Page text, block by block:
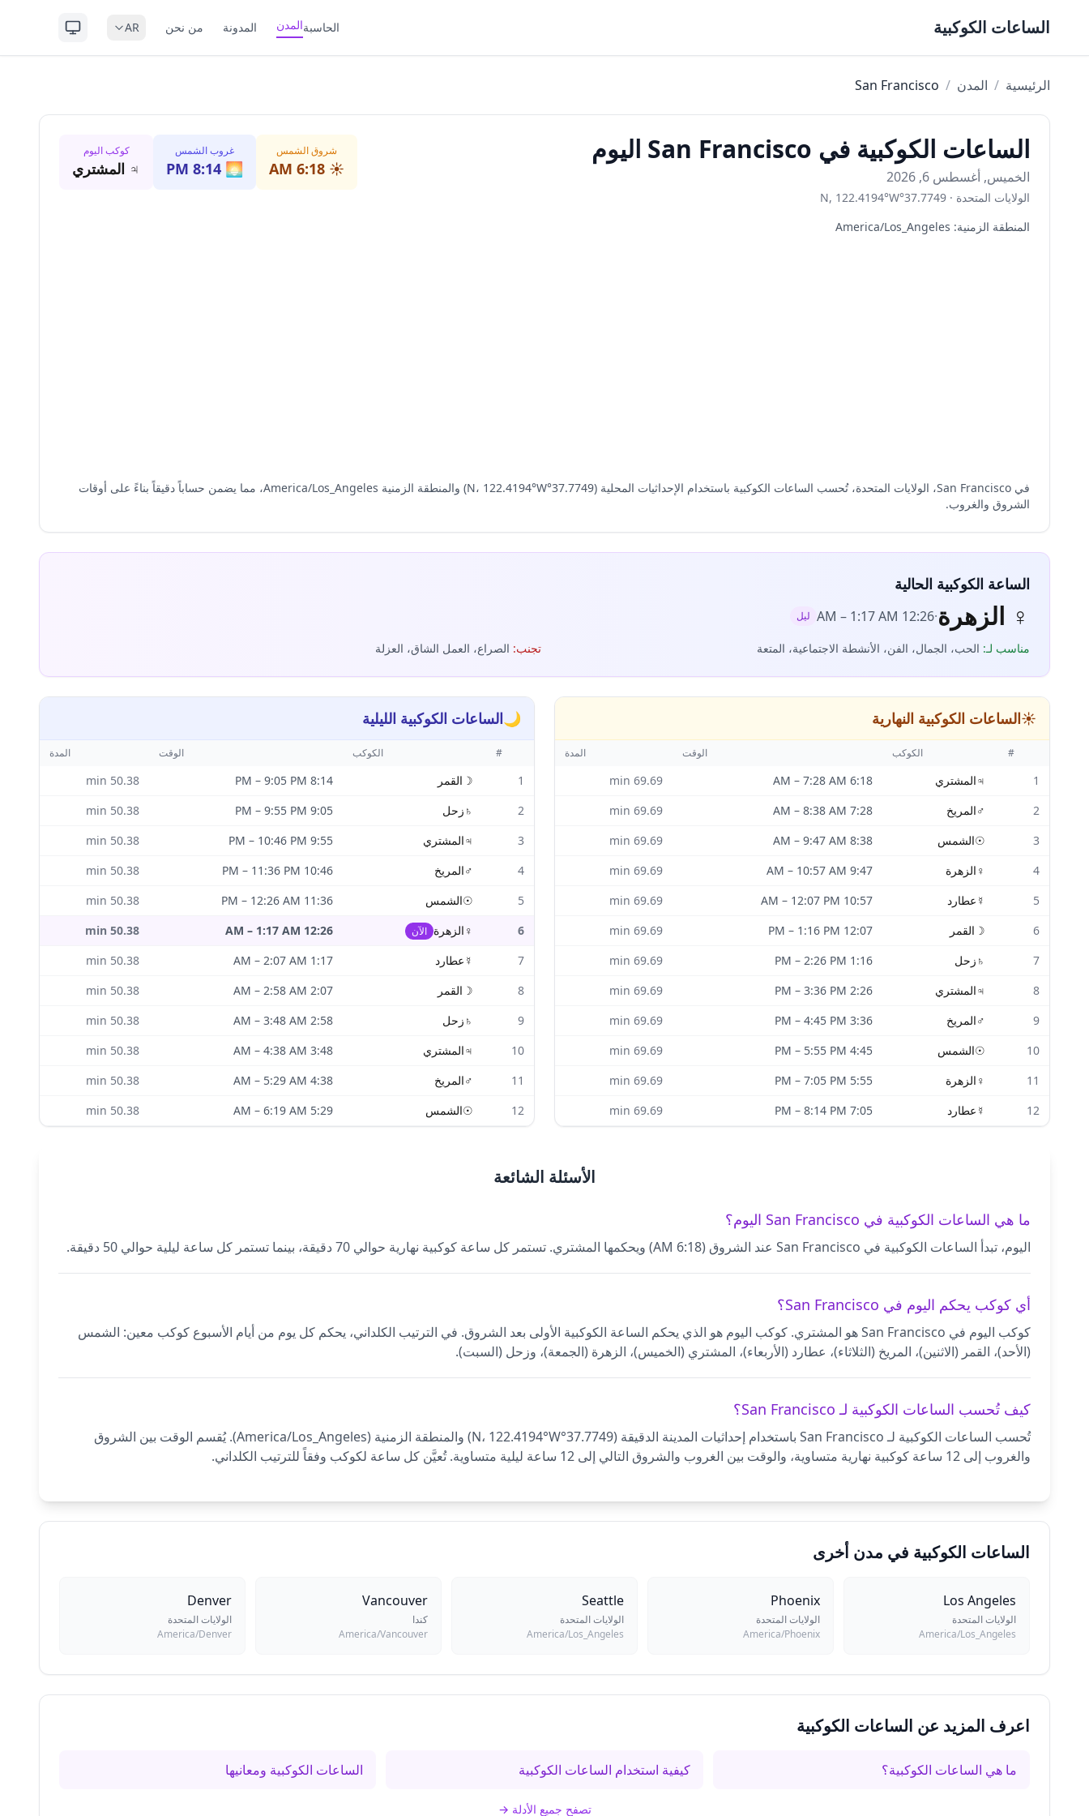
الساعات الكوكبية الحاسبةالمدن المدونة من نحن AR
الرئيسية / المدن /
San Francisco
الساعات الكوكبية في San Francisco اليوم
الخميس, أغسطس 6, 2026
الولايات المتحدة ·
37.7749
°
N, 122.4194°W
شروق الشمس
☀️
6:18 AM
غروب الشمس
🌅
8:14 PM
كوكب اليوم
♃ المشتري
المنطقة الزمنية:
America/Los_Angeles
في San Francisco، الولايات المتحدة، تُحسب الساعات الكوكبية باستخدام الإحداثيات المحلية (37.7749°N، 122.4194°W) والمنطقة الزمنية America/Los_Angeles، مما يضمن حساباً دقيقاً بناءً على أوقات
الشروق والغروب.
الساعة الكوكبية الحالية
♀ الزهرة·
12:26 AM
– 1:17 AM ليل
مناسب لـ: الحب، الجمال، الفن، الأنشطة الاجتماعية، المتعة تجنب: الصراع، العمل الشاق، العزلة
☀️الساعات الكوكبية النهارية
# الكوكب الوقت المدة
1
♃المشتري 6:18 AM
– 7:28 AM
69.69
2
♂المريخ 7:28 AM
– 8:38 AM
69.69
3
☉الشمس 8:38 AM
– 9:47 AM
69.69
4
♀ الزهرة 9:47 AM
– 10:57 AM
69.69
5
☿ عطارد 10:57 AM
– 12:07 PM
69.69
6
☽ القمر 12:07 PM
– 1:16 PM
69.69
7
♄ زحل 1:16 PM
– 2:26 PM
69.69
8
♃المشتري 2:26 PM
– 3:36 PM
69.69
9
♂المريخ 3:36 PM
– 4:45 PM
69.69
10
☉الشمس 4:45 PM
– 5:55 PM
69.69
11
♀ الزهرة 5:55 PM
– 7:05 PM
69.69
12
☿ عطارد 7:05 PM
– 8:14 PM
69.69
🌙الساعات الكوكبية الليلية
# الكوكب الوقت المدة
1
☽ القمر 8:14 PM
– 9:05 PM
50.38
2
♄ زحل 9:05 PM
– 9:55 PM
50.38
3
♃المشتري 9:55 PM
– 10:46 PM
50.38
4
♂المريخ 10:46 PM
– 11:36 PM
50.38
5
☉الشمس 11:36 PM
– 12:26 AM
50.38
6
♀ الزهرة الآن 12:26 AM
– 1:17 AM
50.38
7
☿ عطارد 1:17 AM
– 2:07 AM
50.38
8
☽ القمر 2:07 AM
– 2:58 AM
50.38
9
♄ زحل 2:58 AM
– 3:48 AM
50.38
10
♃المشتري 3:48 AM
– 4:38 AM
50.38
11
♂المريخ 4:38 AM
– 5:29 AM
50.38
12
☉الشمس 5:29 AM
– 6:19 AM
50.38
الأسئلة الشائعة
ما هي الساعات الكوكبية في San Francisco اليوم؟
اليوم، تبدأ الساعات الكوكبية في San Francisco عند الشروق (6:18 AM) ويحكمها المشتري. تستمر كل ساعة كوكبية نهارية حوالي 70 دقيقة، بينما تستمر كل ساعة ليلية حوالي 50 دقيقة.
أي كوكب يحكم اليوم في San Francisco؟
كوكب اليوم في San Francisco هو المشتري. كوكب اليوم هو الذي يحكم الساعة الكوكبية الأولى بعد الشروق. في الترتيب الكلداني، يحكم كل يوم من أيام الأسبوع كوكب معين: الشمس
(الأحد)، القمر (الاثنين)، المريخ (الثلاثاء)، عطارد (الأربعاء)، المشتري (الخميس)، الزهرة (الجمعة)، وزحل (السبت).
كيف تُحسب الساعات الكوكبية لـ San Francisco؟
تُحسب الساعات الكوكبية لـ San Francisco باستخدام إحداثيات المدينة الدقيقة (37.7749°N، 122.4194°W) والمنطقة الزمنية (America/Los_Angeles). يُقسم الوقت بين الشروق
والغروب إلى 12 ساعة كوكبية نهارية متساوية، والوقت بين الغروب والشروق التالي إلى 12 ساعة ليلية متساوية. تُعيَّن كل ساعة لكوكب وفقاً للترتيب الكلداني.
الساعات الكوكبية في مدن أخرى
Los Angeles
الولايات المتحدة
America/Los_Angeles
Phoenix
الولايات المتحدة
America/Phoenix
Seattle
الولايات المتحدة
America/Los_Angeles
Vancouver
كندا
America/Vancouver
Denver
الولايات المتحدة
America/Denver
اعرف المزيد عن الساعات الكوكبية
ما هي الساعات الكوكبية؟ كيفية استخدام الساعات الكوكبية الساعات الكوكبية ومعانيها
تصفح جميع الأدلة →